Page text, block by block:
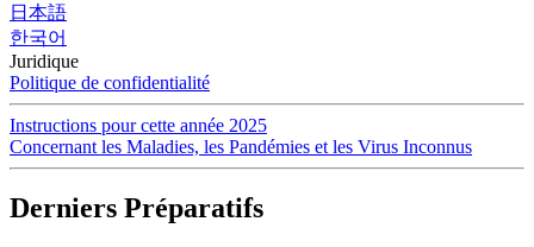
日本語
한국어
Juridique
Politique de confidentialité
Instructions pour cette année 2025
Concernant les Maladies, les Pandémies et les Virus Inconnus
Derniers Préparatifs